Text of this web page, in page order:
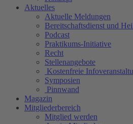
Aktuelles
Aktuelle Meldungen
Bereitschaftsdienst und
Podcast
Praktikums-Initiative
Recht
Stellenangebote
Kostenfreie
Symposien
Pinnwand
Magazin
Mitgliederbereich
Mitglied werden